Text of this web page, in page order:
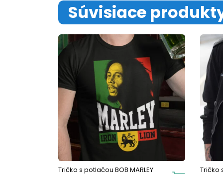
Súvisiace
Tričko s potlačou BOB MARLEY Tričko